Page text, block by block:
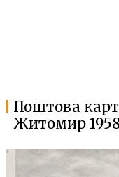
Поштова
Житомир